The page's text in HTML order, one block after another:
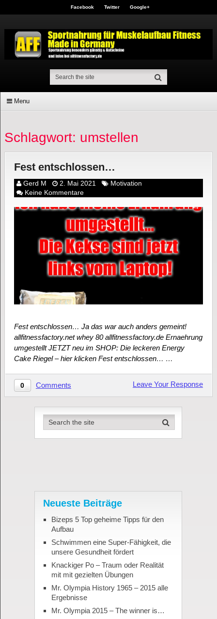
Facebook Twitter Google+
Menu
Schlagwort: umstellen
Fest entschlossen…
Gerd M 2. Mai 2021
Motivation
Keine Kommentare
Fest entschlossen… Ja das war auch anders gemeint!
allfitnessfactory.net whey 80 allfitnessfactory.de Ernaehrung
umgestellt JETZT neu im SHOP: Die leckeren Energy
Cake Riegel – hier klicken Fest entschlossen… …
0 Comments Leave Your Response
Neueste Beiträge
Bizeps 5 Top geheime Tipps für den
Aufbau
Schwimmen eine Super-Fähigkeit, die
unsere Gesundheit fördert
Knackiger Po – Traum oder Realität
mit mit gezielten Übungen
Mr. Olympia History 1965 – 2015 alle
Ergebnisse
Mr. Olympia 2015 – The winner is…